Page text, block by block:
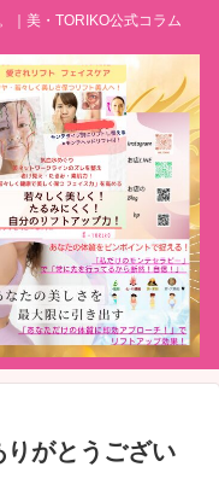
｜美・TORIKO公式コラム
がとうござい